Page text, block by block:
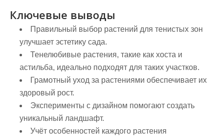
Ключевые выводы
Правильный выбор растений для тенистых зон
улучшает эстетику сада.
Тенелюбивые растения, такие как хоста и
астильба, идеально подходят для таких участков.
Грамотный уход за растениями обеспечивает их
здоровый рост.
Эксперименты с дизайном помогают создать
уникальный ландшафт.
Учёт особенностей каждого растения